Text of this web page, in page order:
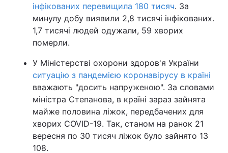
інфікованих перевищила 180 тисяч. За
минулу добу виявили 2,8 тисячі інфікованих.
1,7 тисячі людей одужали, 59 хворих
померли.
У Міністерстві охорони здоров'я України
ситуацію з пандемією коронавірусу в країні
вважають "досить напруженою". За словами
міністра Степанова, в країні зараз зайнята
майже половина ліжок, передбачених для
хворих COVID-19. Так, станом на ранок 21
вересня по 30 тисяч ліжок було зайнято 13
108.